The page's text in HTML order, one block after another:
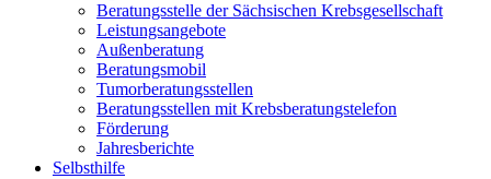
Beratungsstelle der Sächsischen Krebsgesellschaft
Leistungsangebote
Außenberatung
Beratungsmobil
Tumorberatungsstellen
Beratungsstellen mit Krebsberatungstelefon
Förderung
Jahresberichte
Selbsthilfe